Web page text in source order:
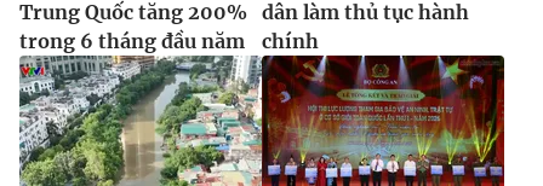
® Cấm sao chép dưới mọi hình thức nếu không có sự chấp
thuận bằng văn bản. Ghi rõ nguồn VTV.vn khi phát hành lại
thông tin từ website này.
Trung Quốc tăng 200%
trong 6 tháng đầu năm
dân làm thủ tục hành
chính